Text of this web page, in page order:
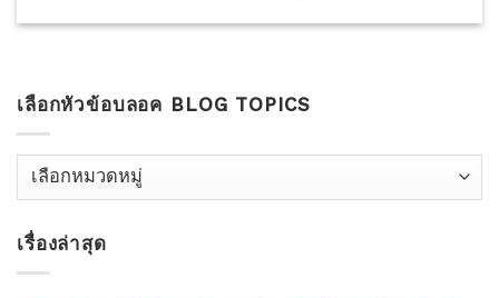
เลือกหัวข้อบลอค BLOG TOPICS
เลือก
บลอค
Blog
เรื่องล่าสุด